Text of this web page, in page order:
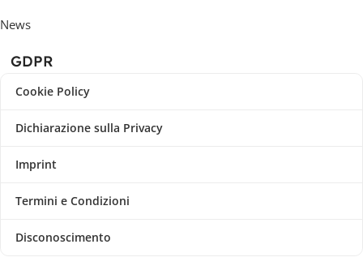
News
GDPR
Cookie Policy
Dichiarazione sulla Privacy
Imprint
Termini e Condizioni
Disconoscimento